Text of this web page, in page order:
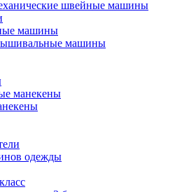
швейные машины
машины
машины
манекены
одежды